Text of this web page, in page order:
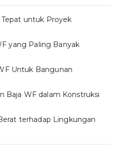
untuk Proyek
yang Paling Banyak
Untuk Bangunan
Baja WF dalam Konstruksi
terhadap Lingkungan